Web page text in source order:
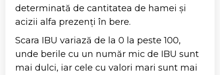
determinată de cantitatea de hamei și
acizii alfa prezenți în bere.
Scara IBU variază de la 0 la peste 100,
unde berile cu un număr mic de IBU sunt
mai dulci, iar cele cu valori mari sunt mai